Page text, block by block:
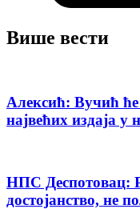
Више вести
Алексић: Вучић ће
највећих издаја у
НПС Деспотовац:
достојанство, не